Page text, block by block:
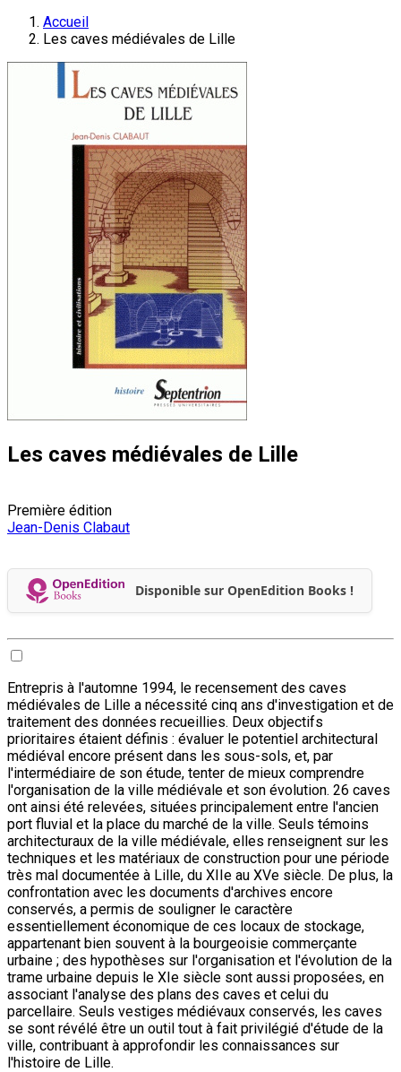
Accueil
Les caves médiévales de Lille
Les caves médiévales de Lille
Première édition
Jean-Denis Clabaut
Disponible sur OpenEdition Books !
Entrepris à l'automne 1994, le recensement des caves
médiévales de Lille a nécessité cinq ans d'investigation et de
traitement des données recueillies. Deux objectifs
prioritaires étaient définis : évaluer le potentiel architectural
médiéval encore présent dans les sous-sols, et, par
l'intermédiaire de son étude, tenter de mieux comprendre
l'organisation de la ville médiévale et son évolution. 26 caves
ont ainsi été relevées, situées principalement entre l'ancien
port fluvial et la place du marché de la ville. Seuls témoins
architecturaux de la ville médiévale, elles renseignent sur les
techniques et les matériaux de construction pour une période
très mal documentée à Lille, du XIIe au XVe siècle. De plus, la
confrontation avec les documents d'archives encore
conservés, a permis de souligner le caractère
essentiellement économique de ces locaux de stockage,
appartenant bien souvent à la bourgeoisie commerçante
urbaine ; des hypothèses sur l'organisation et l'évolution de la
trame urbaine depuis le XIe siècle sont aussi proposées, en
associant l'analyse des plans des caves et celui du
parcellaire. Seuls vestiges médiévaux conservés, les caves
se sont révélé être un outil tout à fait privilégié d'étude de la
ville, contribuant à approfondir les connaissances sur
l'histoire de Lille.